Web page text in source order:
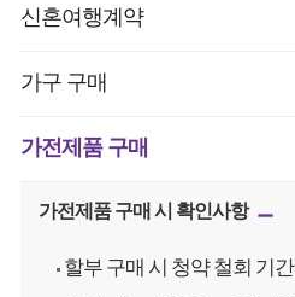
신혼여행계약
가구 구매
가전제품 구매
가전제품 구매 시 확인사항
할부 구매 시 청약 철회 기간